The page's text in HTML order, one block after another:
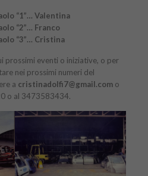
“1”… Valentina
“2”… Franco
“3”… Cristina
prossimi eventi o iniziative, o per
nei prossimi numeri del
a cristinadolfi7@gmail.com o
o al 3473583434.